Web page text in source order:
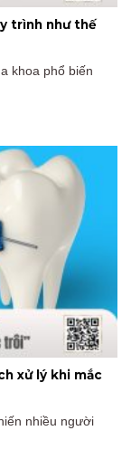
trình như thế
khoa phổ biến
xử lý khi mắc
nhiều người